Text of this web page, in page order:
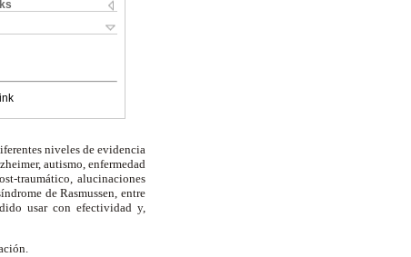
niveles de evidencia
autismo, enfermedad
traumático, alucinaciones
de Rasmussen, entre
usar con efectividad y,